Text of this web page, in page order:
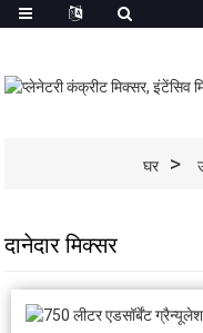
घर
दानेदार मिक्सर